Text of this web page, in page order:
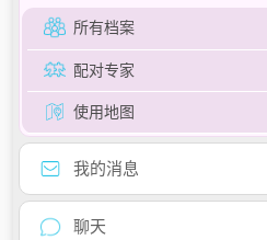
所有档案
配对专家
使用地图
我的消息
聊天